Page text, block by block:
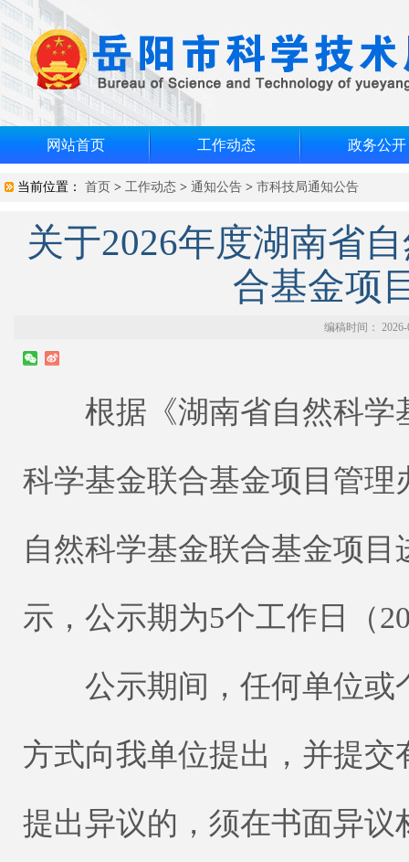
网站首页 工作动态 政务公开
当前位置： 首页 > 工作动态 > 通知公告 > 市科技局通知公告
关于2026年度湖南省
合基金项
编稿时间：
根据《湖南省自然科学
科学基金联合基金项目管理
自然科学基金联合基金项
示，公示期为5个工作日（
公示期间，任何单位或
方式向我单位提出，并提
提出异议的，须在书面异